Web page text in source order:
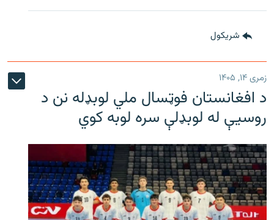
شريکول
زمری ۱۴, ۱۴۰۵
د افغانستان فوټسال ملي لوبډله نن د
روسیې له لوبډلې سره لوبه کوي